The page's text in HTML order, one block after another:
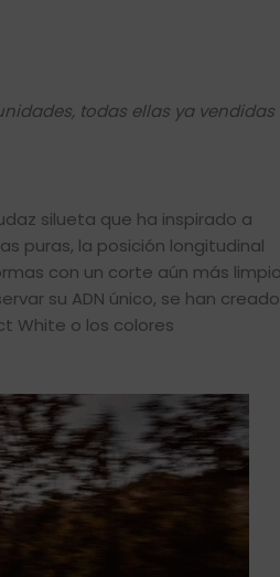
todas ellas ya vendidas
silueta que ha inspirado a
puras, la posición longitudinal
con un corte aún más
su ADN único, se han creado
White o los colores